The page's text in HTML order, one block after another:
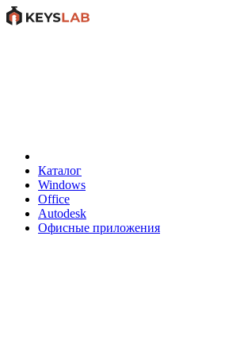
Каталог
Windows
Office
Autodesk
Офисные приложения